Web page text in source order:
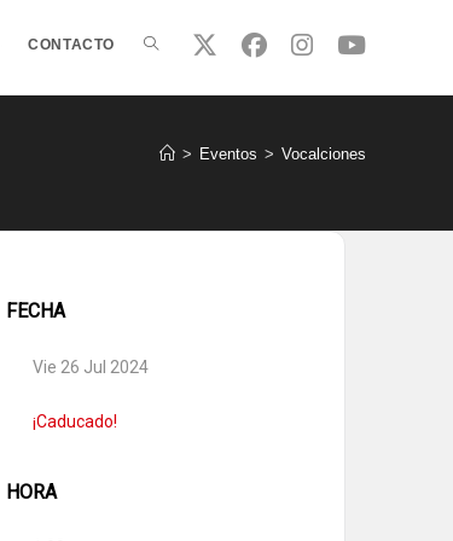
CONTACTO ALTERNAR
> Eventos > Vocalciones
FECHA
Vie 26 Jul 2024
¡Caducado!
HORA